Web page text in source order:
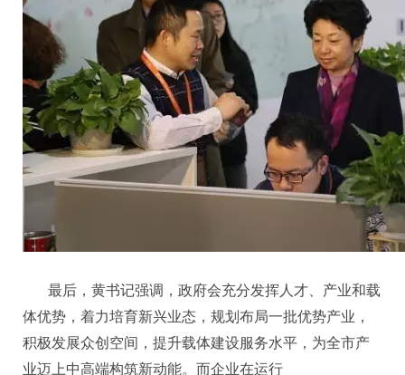
最后，黄书记强调，政府会充分发挥人才、产业和载
体优势，着力培育新兴业态，规划布局一批优势产业，
积极发展众创空间，提升载体建设服务水平，为全市产
业迈上中高端构筑新动能。而企业在运行